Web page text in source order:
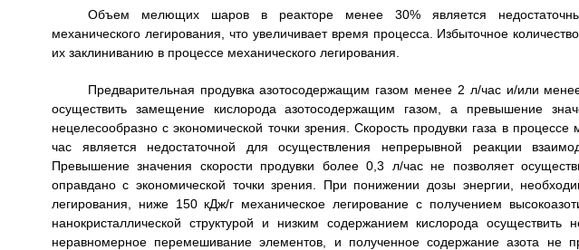
Объем мелющих шаров в реакторе менее 30% является
механического легирования, что увеличивает время процесса. Избыточное
их заклиниванию в процессе механического легирования.
Предварительная продувка азотосодержащим газом менее 2 л/час и/или
осуществить замещение кислорода азотосодержащим газом, а превышение
нецелесообразно с экономической точки зрения. Скорость продувки газа в
час является недостаточной для осуществления непрерывной реакции
Превышение значения скорости продувки более 0,3 л/час не позволяет
оправдано с экономической точки зрения. При понижении дозы энергии,
легирования, ниже 150 кДж/г механическое легирование с получением
нанокристаллической структурой и низким содержанием кислорода
неравномерное перемешивание элементов, и полученное содержание азота не